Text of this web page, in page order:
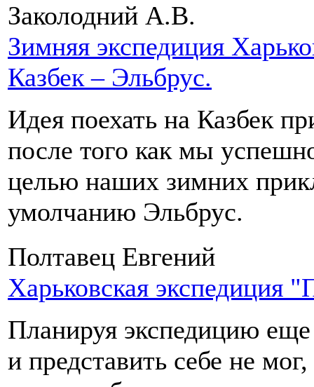
Заколодний А.В.
Зимняя экспедиция
Казбек – Эльбрус.
Идея поехать на Казбек
после того как мы
целью наших зимних
умолчанию Эльбрус.
Полтавец Евгений
Харьковская
Планируя экспедицию
и представить себе не